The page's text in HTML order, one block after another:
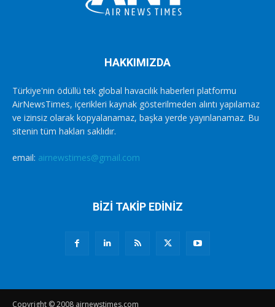
HAKKIMIZDA
Türkiye'nin ödüllü tek global havacılık haberleri platformu
AirNewsTimes, içerikleri kaynak gösterilmeden alıntı yapılamaz
ve izinsiz olarak kopyalanamaz, başka yerde yayınlanamaz. Bu
sitenin tüm hakları saklıdır.
email: airnewstimes@gmail.com
BİZİ TAKİP EDİNİZ
Copyright © 2008 airnewstimes.com